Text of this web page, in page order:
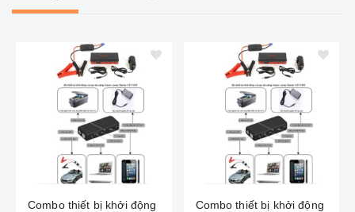
Combo thiết bị khởi động
Combo thiết bị khởi động